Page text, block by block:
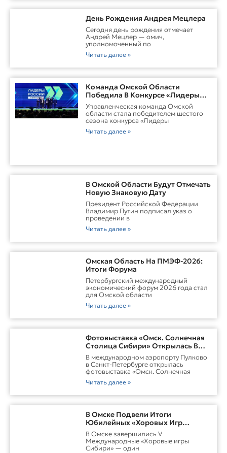
День Рождения Андрея Мецлера
Сегодня день рождения отмечает
Андрей Мецлер — омич,
уполномоченный по
Читать далее »
Команда Омской Области
Победила В Конкурсе «Лидеры
России. Команда»
Управленческая команда Омской
области стала победителем шестого
сезона конкурса «Лидеры
Читать далее »
В Омской Области Будут Отмечать
Новую Знаковую Дату
Президент Российской Федерации
Владимир Путин подписал указ о
проведении в
Читать далее »
Омская Область На ПМЭФ-2026:
Итоги Форума
Петербургский международный
экономический форум 2026 года стал
для Омской области
Читать далее »
Фотовыставка «Омск. Солнечная
Столица Сибири» Открылась В
Пулково
В международном аэропорту Пулково
в Санкт-Петербурге открылась
фотовыставка «Омск. Солнечная
Читать далее »
В Омске Подвели Итоги
Юбилейных «Хоровых Игр
Сибири»
В Омске завершились V
Международные «Хоровые игры
Сибири» — один